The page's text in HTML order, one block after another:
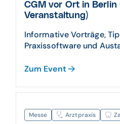
CGM vor Ort in Berlin
Veranstaltung)
Informative Vorträge,
Praxissoftware und
Zum Event
Messe Arztpraxis